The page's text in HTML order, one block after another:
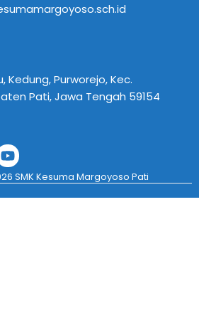
Kedung, Purworejo, Kec.
Pati, Jawa Tengah 59154
SMK Kesuma Margoyoso Pati